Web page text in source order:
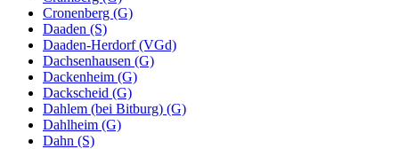
Cronenberg (G)
Daaden (S)
Daaden-Herdorf (VGd)
Dachsenhausen (G)
Dackenheim (G)
Dackscheid (G)
Dahlem (bei Bitburg) (G)
Dahlheim (G)
Dahn (S)